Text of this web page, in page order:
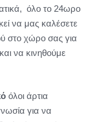
όλο το 24ωρο
να μας καλέσετε
στο χώρο σας για
να κινηθούμε
όλοι άρτια
για να